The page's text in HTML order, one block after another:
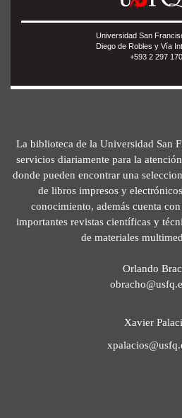
Universidad San
Diego de Robles y Vía
+593 2 297
La biblioteca de la Universidad San
servicios diariamente para la
donde pueden encontrar una
de libros impresos y
conocimiento, además cuenta
importantes revistas científicas y
de materiales
Orlando
Xavier